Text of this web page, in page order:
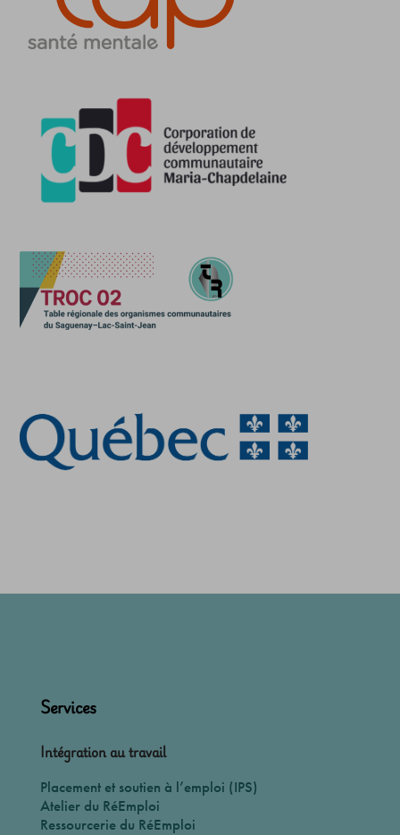
Services
Intégration au travail
Placement et soutien à l’emploi (IPS)
Atelier du RéEmploi
Ressourcerie du RéEmploi